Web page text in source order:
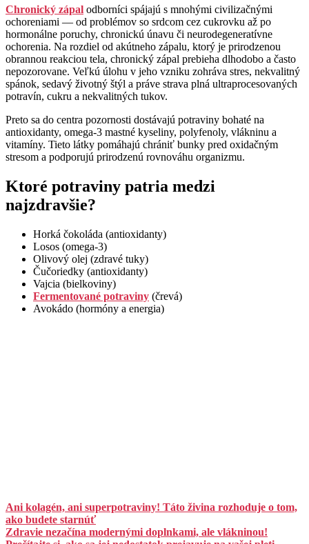
Chronický zápal odborníci spájajú s mnohými civilizačnými
ochoreniami — od problémov so srdcom cez cukrovku až po
hormonálne poruchy, chronickú únavu či neurodegeneratívne
ochorenia. Na rozdiel od akútneho zápalu, ktorý je prirodzenou
obrannou reakciou tela, chronický zápal prebieha dlhodobo a často
nepozorovane. Veľkú úlohu v jeho vzniku zohráva stres, nekvalitný
spánok, sedavý životný štýl a práve strava plná ultraprocesovaných
potravín, cukru a nekvalitných tukov.
Preto sa do centra pozornosti dostávajú potraviny bohaté na
antioxidanty, omega-3 mastné kyseliny, polyfenoly, vlákninu a
vitamíny. Tieto látky pomáhajú chrániť bunky pred oxidačným
stresom a podporujú prirodzenú rovnováhu organizmu.
Ktoré potraviny patria medzi
najzdravšie?
Horká čokoláda (antioxidanty)
Losos (omega-3)
Olivový olej (zdravé tuky)
Čučoriedky (antioxidanty)
Vajcia (bielkoviny)
Fermentované potraviny (črevá)
Avokádo (hormóny a energia)
Ani kolagén, ani superpotraviny! Táto živina rozhoduje o tom,
ako budete starnúť
Zdravie nezačína modernými doplnkami, ale vlákninou!